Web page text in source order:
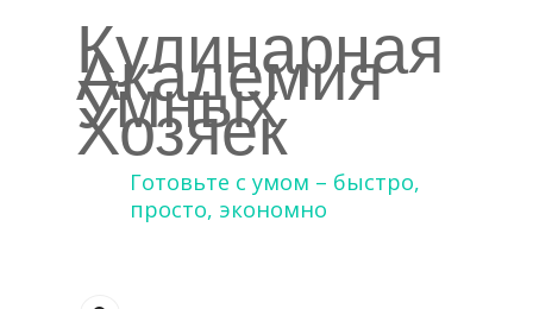
Кулинарная
Академия
Умных
Хозяек
Готовьте с умом – быстро,
просто, экономно